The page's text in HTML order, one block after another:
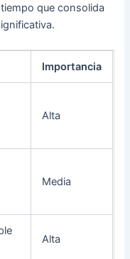
que consolida
Importancia
Alta
Media
Alta